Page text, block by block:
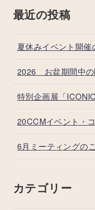
最近の投稿
夏休みイベント開催
2026 お盆期間中の
特別企画展「
20CCMイベント・
6月ミーティングの
カテゴリー